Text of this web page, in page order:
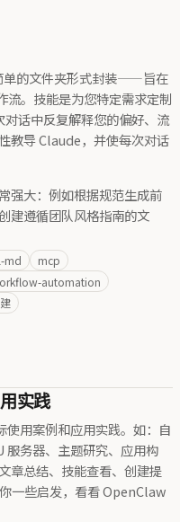
的文件夹形式封装——旨在
流。技能是为您特定需求定制
话中反复解释您的偏好、流
教导 Claude，并使每次对话
强大：例如根据规范生成前
建遵循团队风格指南的文
md
mcp
automation
实践
用案例和应用实践。如：自
务器、主题研究、应用构
章总结、技能查看、创建提
一些启发，看看 OpenClaw